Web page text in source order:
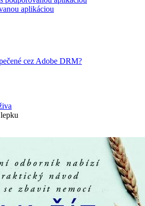
aplikáciou
cez Adobe DRM?